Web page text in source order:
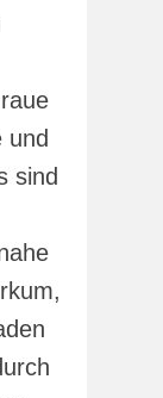
und
sind